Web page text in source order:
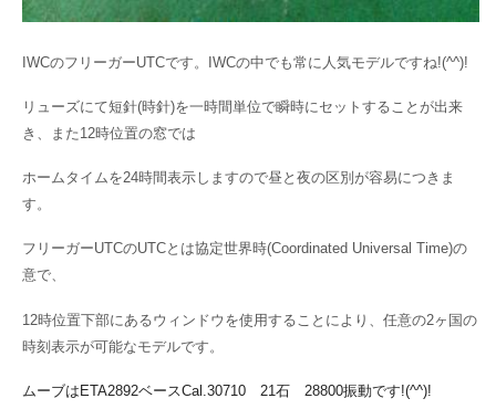
IWCのフリーガーUTCです。IWCの中でも常に人気モデルですね!(^^)!
リューズにて短針(時針)を一時間単位で瞬時にセットすることが出来
き、また12時位置の窓では
ホームタイムを24時間表示しますので昼と夜の区別が容易につきま
す。
フリーガーUTCのUTCとは協定世界時(Coordinated Universal Time)の
意で、
12時位置下部にあるウィンドウを使用することにより、任意の2ヶ国の
時刻表示が可能なモデルです。
ムーブはETA2892ベースCal.30710 21石 28800振動です!(^^)!